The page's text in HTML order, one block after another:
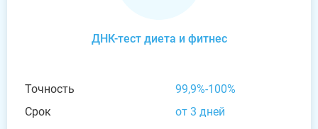
ДНК-тест диета и фитнес
Точность
99,9%-100%
Срок
от 3 дней